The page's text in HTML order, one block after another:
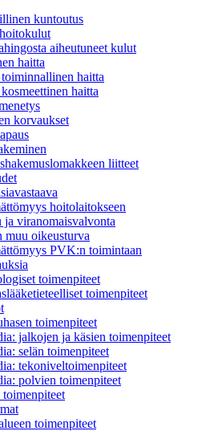
kuntoutus
aiheutuneet kulut
haitta
haitta
haitta
korvaukset
liitteet
hoitolaitokseen
ja viranomaisvalvonta
muu oikeusturva
PVK:n toimintaan
toimenpiteet
toimenpiteet
toimenpiteet
jalkojen ja käsien toimenpiteet
selän toimenpiteet
tekoniveltoimenpiteet
polvien toimenpiteet
toimenpiteet